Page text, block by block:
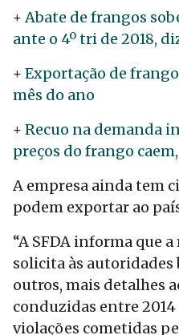
+Abate de frangos
ante o 4º tri de 2018,
+ Exportação de
mês do ano
+ Recuo na demanda
preços do frango
A empresa ainda tem
podem exportar ao
“A SFDA informa que
solicita às autoridades
outros, mais detalhes
conduzidas entre 2014
violações cometidas